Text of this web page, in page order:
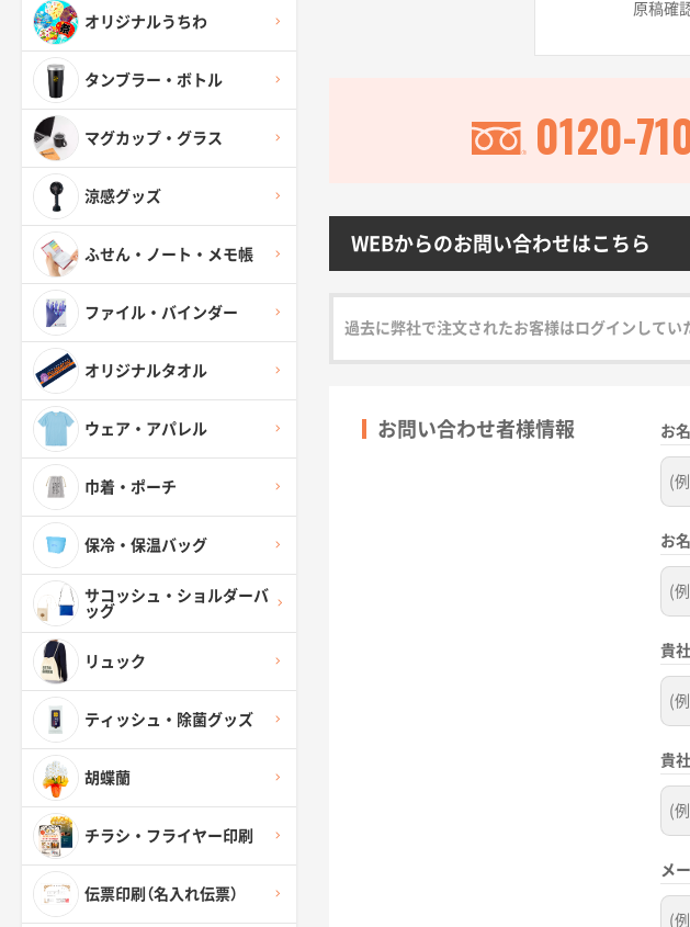
オリジナルうちわ
タンブラー・ボトル
マグカップ・グラス
涼感グッズ
ふせん・ノート・メモ帳
ファイル・バインダー
オリジナルタオル
ウェア・アパレル
巾着・ポーチ
保冷・保温バッグ
サコッシュ・ショルダーバ
ッグ
リュック
ティッシュ・除菌グッズ
胡蝶蘭
チラシ・フライヤー印刷
伝票印刷（名入れ伝票）
原稿確
0120-
WEBからのお問い合わせはこちら
過去に弊社で注文されたお客様はログインしてい
お問い合わせ者様情報 お
お
貴
貴
メ